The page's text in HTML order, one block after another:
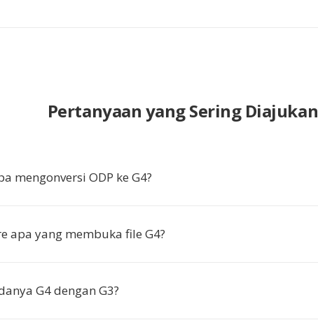
Pertanyaan yang Sering Diajukan
mengonversi ODP ke G4?
apa yang membuka file G4?
G4 dengan G3?